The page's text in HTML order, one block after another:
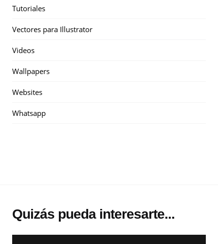
Tutoriales
Vectores para Illustrator
Videos
Wallpapers
Websites
Whatsapp
Quizás pueda interesarte...